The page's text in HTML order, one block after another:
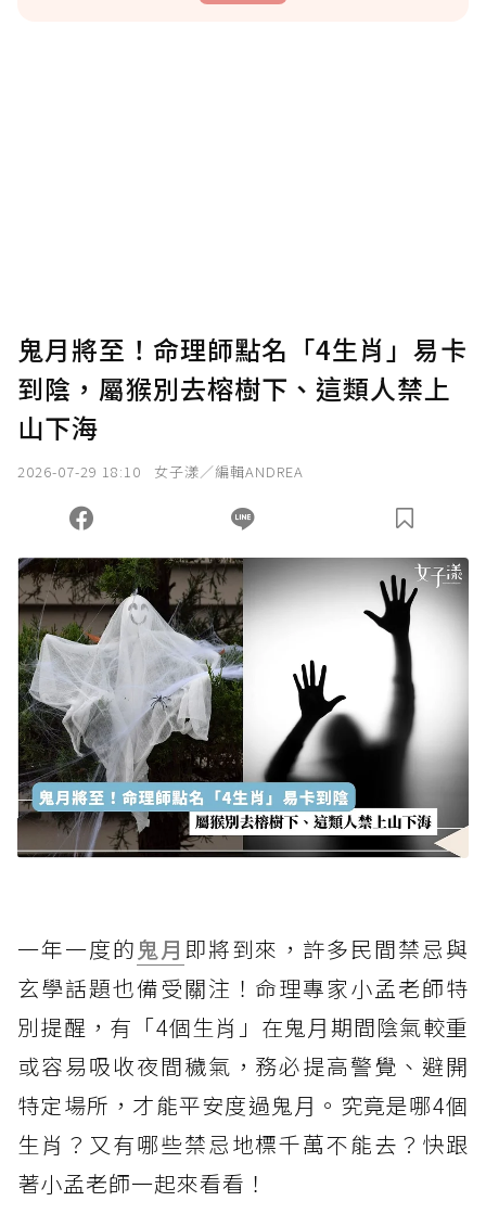
確認送出
您當前剩餘 U 利點數：0點；前往 購買點數
鬼月將至！命理師點名「4生肖」易卡
到陰，屬猴別去榕樹下、這類人禁上
山下海
2026-07-29 18:10 女子漾／編輯ANDREA
一年一度的鬼月 即將到來，許多民間禁忌與
玄學話題也備受關注！命理專家小孟老師特
別提醒，有「4個生肖」在鬼月期間陰氣較重
或容易吸收夜間穢氣，務必提高警覺、避開
特定場所，才能平安度過鬼月。究竟是哪4個
生肖？又有哪些禁忌地標千萬不能去？快跟
著小孟老師一起來看看！